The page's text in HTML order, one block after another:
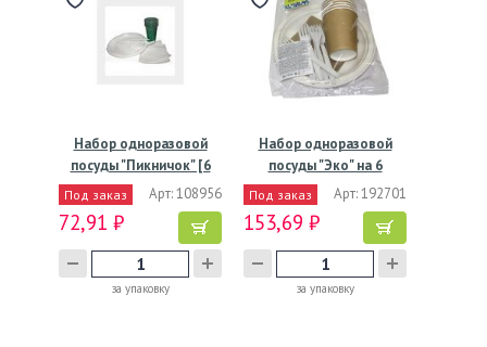
Набор одноразовой
посуды "Пикничок" [6
стак.…
Под заказ Арт: 108956
72,91 ₽
за упаковку
Набор одноразовой
посуды "Эко" на 6
персон…
Под заказ Арт: 192701
153,69 ₽
за упаковку